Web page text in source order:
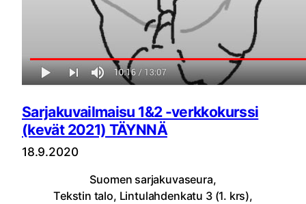
Sarjakuvailmaisu 1&2 -verkkokurssi
(kevät 2021) TÄYNNÄ
18.9.2020
Suomen sarjakuvaseura,
Tekstin talo, Lintulahdenkatu 3 (1. krs),